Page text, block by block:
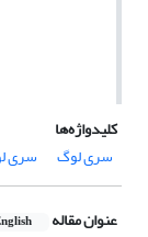
کلیدواژه‌ها
سری لوگ
سری
عنوان مقاله